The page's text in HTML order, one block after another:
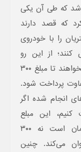
شد که طی آن یکی
که قصد دارند
مشتریان را با خودروی
کنند؛ از این رو
تصمیم دارند که از مشتریان بخواهند تا مبلغ ۳۰۰
پرداخت شود.
انجام شده اگر
کنیم، این مبلع
مابه‌التفاوت ۲۰۰ میلیون تومان است نه ۳۰۰
می‌کند. چنین